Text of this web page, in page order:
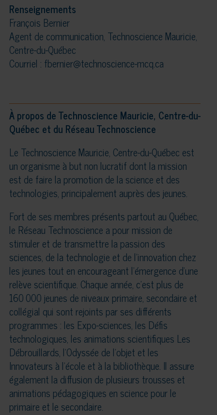
Renseignements
François Bernier
Agent de communication, Technoscience Mauricie,
Centre-du-Québec
Courriel : fbernier@technoscience-mcq.ca
À propos de Technoscience Mauricie, Centre-du-
Québec et du Réseau Technoscience
Le Technoscience Mauricie, Centre-du-Québec est
un organisme à but non lucratif dont la mission
est de faire la promotion de la science et des
technologies, principalement auprès des jeunes.
Fort de ses membres présents partout au Québec,
le Réseau Technoscience a pour mission de
stimuler et de transmettre la passion des
sciences, de la technologie et de l’innovation chez
les jeunes tout en encourageant l’émergence d’une
relève scientifique. Chaque année, c’est plus de
160 000 jeunes de niveaux primaire, secondaire et
collégial qui sont rejoints par ses différents
programmes : les Expo-sciences, les Défis
technologiques, les animations scientifiques Les
Débrouillards, l’Odyssée de l’objet et les
Innovateurs à l’école et à la bibliothèque. Il assure
également la diffusion de plusieurs trousses et
animations pédagogiques en science pour le
primaire et le secondaire.